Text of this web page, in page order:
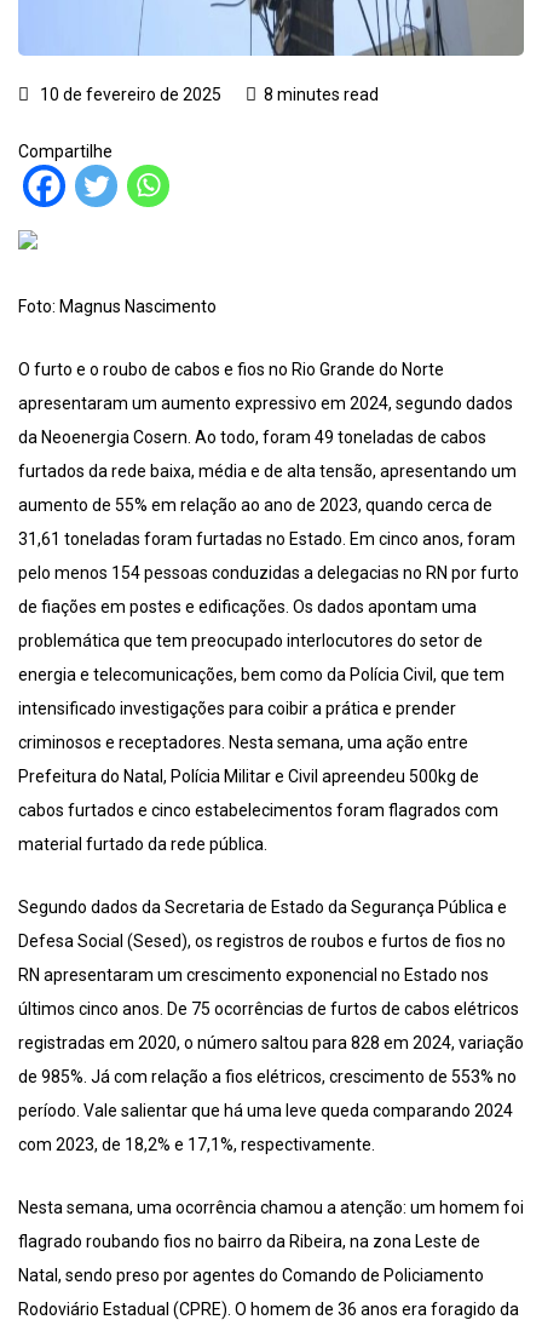
10 de fevereiro de 2025 8 minutes read
Compartilhe
Foto: Magnus Nascimento
O furto e o roubo de cabos e fios no Rio Grande do Norte
apresentaram um aumento expressivo em 2024, segundo dados
da Neoenergia Cosern. Ao todo, foram 49 toneladas de cabos
furtados da rede baixa, média e de alta tensão, apresentando um
aumento de 55% em relação ao ano de 2023, quando cerca de
31,61 toneladas foram furtadas no Estado. Em cinco anos, foram
pelo menos 154 pessoas conduzidas a delegacias no RN por furto
de fiações em postes e edificações. Os dados apontam uma
problemática que tem preocupado interlocutores do setor de
energia e telecomunicações, bem como da Polícia Civil, que tem
intensificado investigações para coibir a prática e prender
criminosos e receptadores. Nesta semana, uma ação entre
Prefeitura do Natal, Polícia Militar e Civil apreendeu 500kg de
cabos furtados e cinco estabelecimentos foram flagrados com
material furtado da rede pública.
Segundo dados da Secretaria de Estado da Segurança Pública e
Defesa Social (Sesed), os registros de roubos e furtos de fios no
RN apresentaram um crescimento exponencial no Estado nos
últimos cinco anos. De 75 ocorrências de furtos de cabos elétricos
registradas em 2020, o número saltou para 828 em 2024, variação
de 985%. Já com relação a fios elétricos, crescimento de 553% no
período. Vale salientar que há uma leve queda comparando 2024
com 2023, de 18,2% e 17,1%, respectivamente.
Nesta semana, uma ocorrência chamou a atenção: um homem foi
flagrado roubando fios no bairro da Ribeira, na zona Leste de
Natal, sendo preso por agentes do Comando de Policiamento
Rodoviário Estadual (CPRE). O homem de 36 anos era foragido da